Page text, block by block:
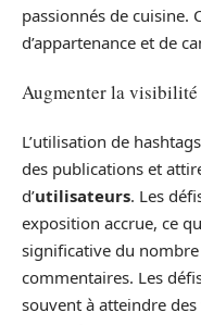
passionnés de cuisine.
d’appartenance et de
Augmenter la visibilité
L’utilisation de
des publications et
d’utilisateurs. Les
exposition accrue, ce
significative du
commentaires. Les
souvent à atteindre